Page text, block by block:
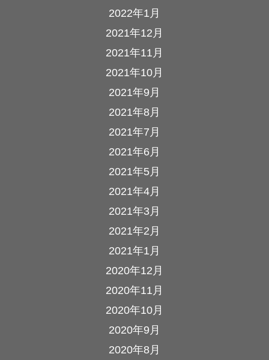
2022年1月
2021年12月
2021年11月
2021年10月
2021年9月
2021年8月
2021年7月
2021年6月
2021年5月
2021年4月
2021年3月
2021年2月
2021年1月
2020年12月
2020年11月
2020年10月
2020年9月
2020年8月